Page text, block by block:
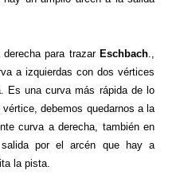
para trazar Eschbach
a izquierdas con dos vértices
Es una curva más rápida de lo
debemos quedarnos a la
curva a derecha, también en
por el arcén que hay a
la pista.